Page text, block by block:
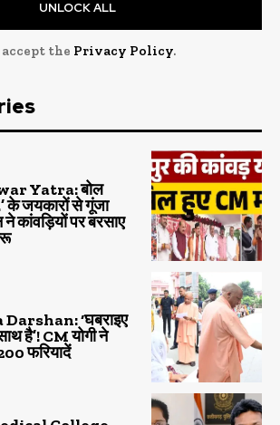
UNLOCK ALL
the Privacy Policy.
Yatra: बोल
के जयकारों से गूंजा
कांवड़ियों पर बरसाए
‘घबराइए
है’! CM योगी ने
फरियादें